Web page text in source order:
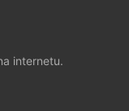
internetu.